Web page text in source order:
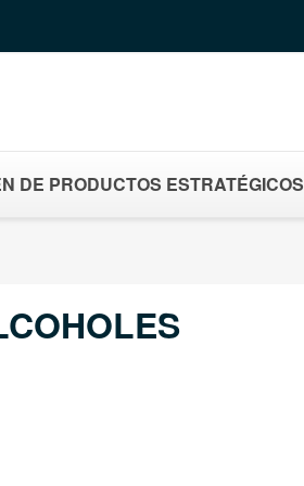
DE PRODUCTOS ESTRATÉGICOS